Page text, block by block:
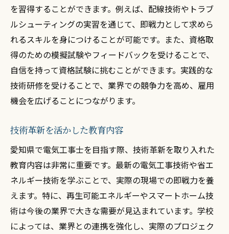
を習得することができます。例えば、配線技術やトラブ
ルシューティングの実習を通じて、即戦力として求めら
れるスキルを身につけることが可能です。また、資格取
得のための模擬試験やフィードバックを受けることで、
自信を持って資格試験に挑むことができます。実践的な
技術研修を受けることで、業界での競争力を高め、雇用
機会を広げることにつながります。
技術革新を活かした教育内容
愛知県で電気工事士を目指す際、技術革新を取り入れた
教育内容は非常に重要です。最新の電気工事技術や省エ
ネルギー技術を学ぶことで、実際の現場での即戦力を養
えます。特に、再生可能エネルギーやスマートホーム技
術は今後の業界で大きな需要が見込まれています。学校
によっては、業界との連携を強化し、実際のプロジェク